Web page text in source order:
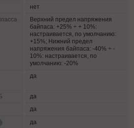
нет
Верхний предел напряжения
байпаса: +25% ÷ + 10%:
настраивается, по умолчанию:
+15%; Нижний предел
напряжения байпаса: -40% ÷ -
10%: настраивается, по
умолчанию: -20%
да
да
да
да